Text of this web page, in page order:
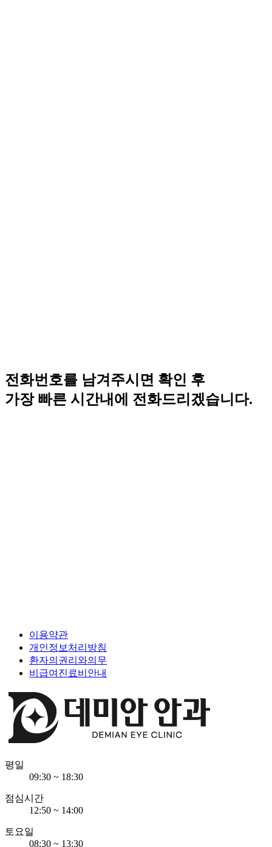
전화번호를 남겨주시면 확인 후
가장 빠른 시간내에 전화드리겠습니다.
전화상담
채팅상담
오시는 길
이용약관
개인정보처리방침
환자의권리와의무
비급여진료비안내
평일
09:30 ~ 18:30
점심시간
12:50 ~ 14:00
토요일
08:30 ~ 13:30